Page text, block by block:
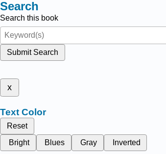
Search
Search this book
Submit Search
x
Text Color
Reset
Bright
Blues Gray Inverted